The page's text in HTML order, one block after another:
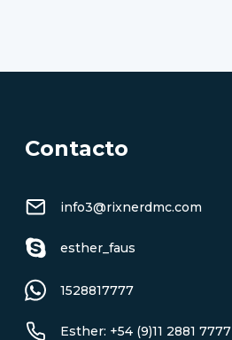
Contacto
info3@rixnerdmc.com
esther_faus
1528817777
Esther: +54 (9)11 2881 7777